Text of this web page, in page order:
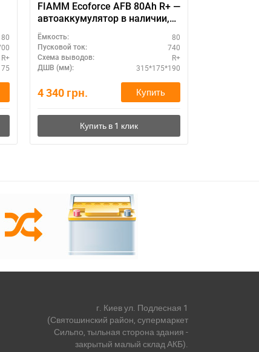
80
R+
FIAMM Ecoforce AFB 80Ah R+ —
автоаккумулятор в наличии,
выгодная цена
Ёмкость: 80
Пусковой ток: 740
Схема выводов: R+
ДШВ (мм): 315*175*190
4 340 грн. Купить
г. Киев ул. Подлесная 1
(Святошинский район, супермаркет
Сильпо, тыльная сторона здания -
закрытый малый склад АКБ).